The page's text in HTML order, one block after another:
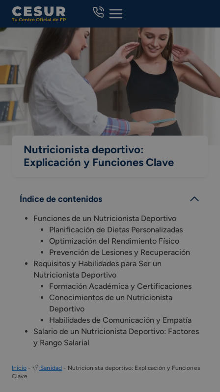
Skip
content
Nutricionista deportivo:
Explicación y Funciones Clave
Índice de contenidos
Funciones de un Nutricionista Deportivo
Planificación de Dietas Personalizadas
Optimización del Rendimiento Físico
Prevención de Lesiones y Recuperación
Requisitos y Habilidades para Ser un
Nutricionista Deportivo
Formación Académica y Certificaciones
Conocimientos de un Nutricionista
Deportivo
Habilidades de Comunicación y Empatía
Salario de un Nutricionista Deportivo: Factores
y Rango Salarial
Inicio- Sanidad - Nutricionista deportivo: Explicación y Funciones
Clave